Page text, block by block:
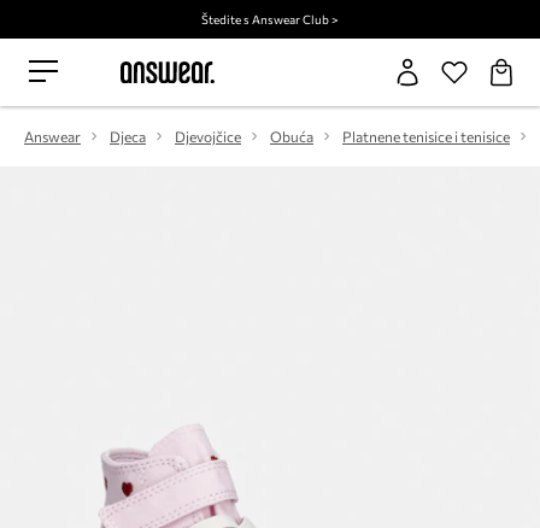
Štedite s Answear Club >
Answear Djeca Djevojčice Obuća Platnene tenisice i tenisice